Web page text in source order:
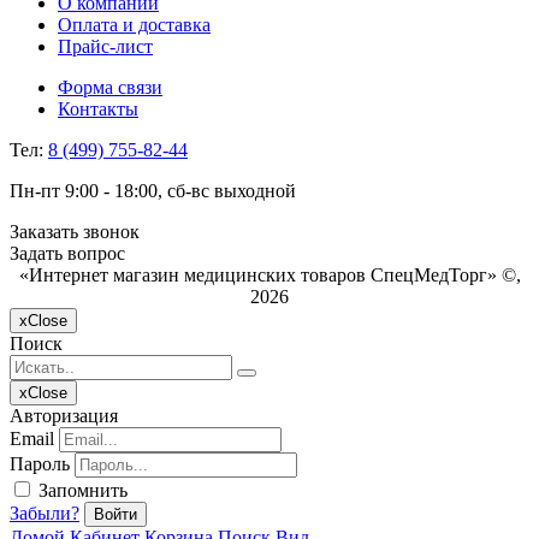
Оплата и доставка
Прайс-лист
Форма связи
Контакты
Тел: 8 (499) 755-82-44
Пн-пт 9:00 - 18:00, сб-вс выходной
Заказать звонок
Задать вопрос
«Интернет магазин медицинских товаров СпецМедТорг» ©,
2026
xClose
Поиск
xClose
Авторизация
Email
Пароль
Запомнить
Забыли?
Войти